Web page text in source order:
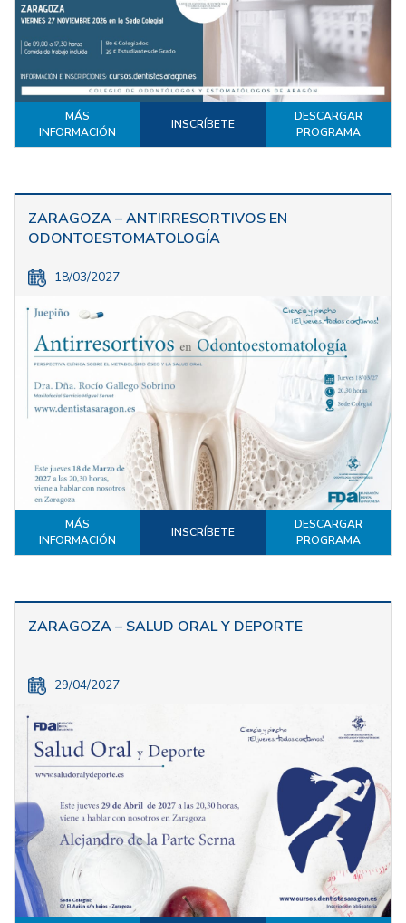
MÁS
INFORMACIÓN
INSCRÍBETE
DESCARGAR
PROGRAMA
ZARAGOZA – ANTIRRESORTIVOS EN
ODONTOESTOMATOLOGÍA
18/03/2027
MÁS
INFORMACIÓN
INSCRÍBETE
DESCARGAR
PROGRAMA
ZARAGOZA – SALUD ORAL Y DEPORTE
29/04/2027